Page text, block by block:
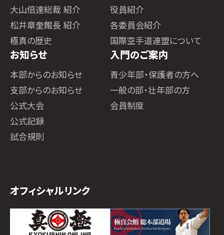
大山倍達総裁 紹介
松井章奎館長 紹介
極真の歴史
役員紹介
各委員会紹介
国際空手道連盟について
お知らせ
本部からのお知らせ
支部からのお知らせ
公式大会
公式記録
試合規則
入門のご案内
青少年部・保護者の方へ
一般の部・壮年部の方
会員制度
オフィシャルリンク